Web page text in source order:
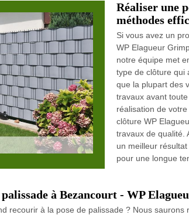
Réaliser une
méthodes
Si vous avez un
WP Elagueur
notre équipe met
type de clôture qui
que la plupart des
travaux avant
réalisation de
clôture WP
travaux de qualité.
un meilleur
pour une longue
à Bezancourt - WP
recourir à la pose de palissade ? Nous saurons